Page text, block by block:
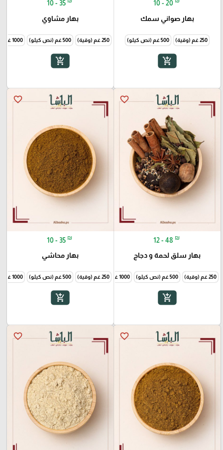
10 - 20
بهار صواني سمك
250 غم (وقية) 500 غم (نص كيلو)
add_shopping_cart
10 - 35
بهار مشاوي
250 غم (وقية) 500 غم (نص كيلو) 1000 غم (1 كيلو)
add_shopping_cart
favorite_border
12 - 48 ₪
بهار سلق لحمة و دجاج
250 غم (وقية) 500 غم (نص كيلو) 1000 غم (1 كيلو)
add_shopping_cart
favorite_border
10 - 35 ₪
بهار محاشي
250 غم (وقية) 500 غم (نص كيلو) 1000 غم (1 كيلو)
add_shopping_cart
favorite_border
favorite_border